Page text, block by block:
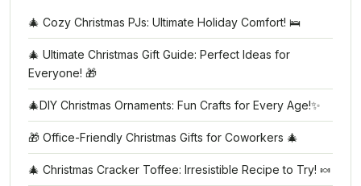
🎄 Cozy Christmas PJs: Ultimate Holiday Comfort! 🛌
🎄 Ultimate Christmas Gift Guide: Perfect Ideas for
Everyone! 🎁
🎄DIY Christmas Ornaments: Fun Crafts for Every Age!✨
🎁 Office-Friendly Christmas Gifts for Coworkers 🎄
🎄 Christmas Cracker Toffee: Irresistible Recipe to Try! 🍬